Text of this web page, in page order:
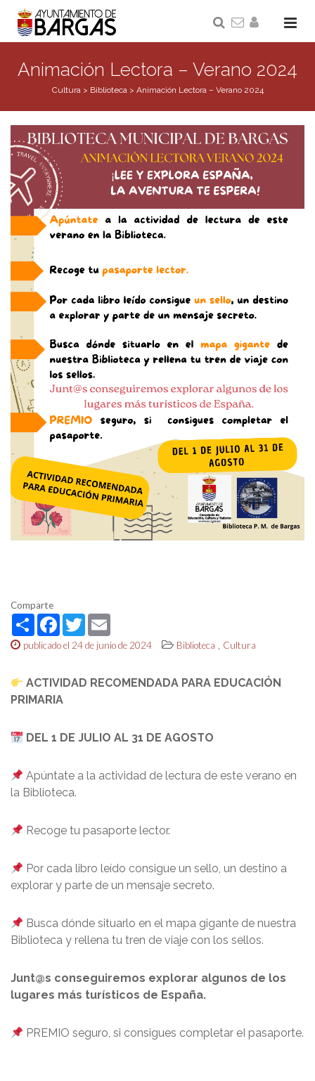
Animación Lectora – Verano 2024
Cultura> Biblioteca> Animación Lectora – Verano 2024
Comparte
ShareFacebook
Twitter
publicado el 24 de junio de 2024 Biblioteca , Cultura
ACTIVIDAD RECOMENDADA PARA EDUCACIÓN
PRIMARIA
DEL 1 DE JULIO AL 31 DE AGOSTO
Apúntate a la actividad de lectura de este verano en
la Biblioteca.
Recoge tu pasaporte lector.
Por cada libro leído consigue un sello, un destino a
explorar y parte de un mensaje secreto.
Busca dónde situarlo en el mapa gigante de nuestra
Biblioteca y rellena tu tren de viaje con los sellos.
Junt@s conseguiremos explorar algunos de los
lugares más turísticos de España.
PREMIO seguro, si consigues completar eI pasaporte.